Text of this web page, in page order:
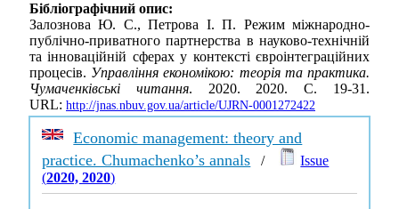
Бібліографічний опис:
Залознова Ю. С., Петрова І. П. Режим міжнародно-
публічно-приватного партнерства в науково-технічній
та інноваційній сферах у контексті євроінтеграційних
процесів. Управління економікою: теорія та практика.
Чумаченківські читання. 2020. 2020. С. 19-31.
URL: http://jnas.nbuv.gov.ua/article/UJRN-0001272422
Economic management: theory and
practice. Chumachenko’s annals /
Issue
(2020, 2020)